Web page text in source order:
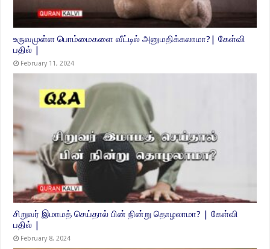
உருவமுள்ள பொம்மைகளை வீட்டில் அனுமதிக்கலாமா?| கேள்வி
பதில் |
February 11, 2024
சிறுவர் இமாமத் செய்தால் பின் நின்று தொழலாமா? | கேள்வி
பதில் |
February 8, 2024